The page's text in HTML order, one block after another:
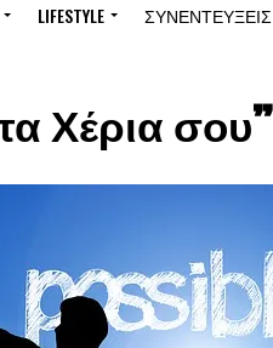
LIFESTYLE ΣΥΝΕΝΤΕΎΞΕΙΣ
Χέρια σου”